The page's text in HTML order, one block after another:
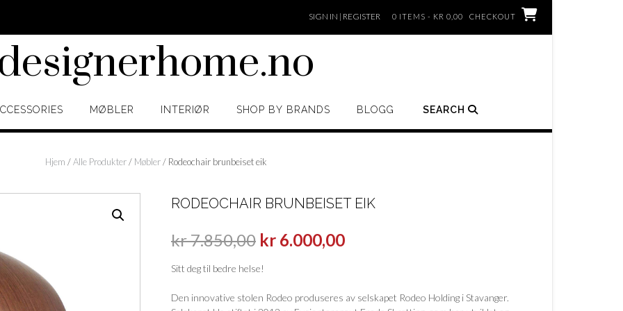
SIGN IN | REGISTER 0 ITEMS - KR 0,00 CHECKOUT
MØBLER INTERIØR SHOP BY BRANDS BLOGG SEARCH
Hjem /Alle Produkter/ Møbler/ Rodeochair brunbeiset eik
RODEOCHAIR BRUNBEISET EIK
kr7.850,00 kr 6.000,00
Sitt deg til bedre helse!
Den innovative stolen Rodeo produseres av selskapet Rodeo Holding i Stavanger.